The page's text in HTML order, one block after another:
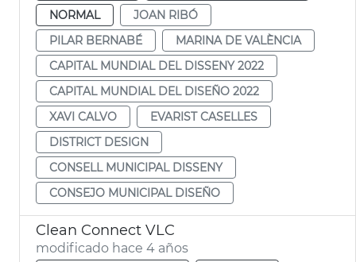
NORMAL
JOAN RIBÓ
PILAR BERNABÉ
MARINA DE VALÈNCIA
CAPITAL MUNDIAL DEL DISSENY 2022
CAPITAL MUNDIAL DEL DISEÑO 2022
XAVI CALVO
EVARIST CASELLES
DISTRICT DESIGN
CONSELL MUNICIPAL DISSENY
CONSEJO MUNICIPAL DISEÑO
Clean Connect VLC
modificado hace 4 años